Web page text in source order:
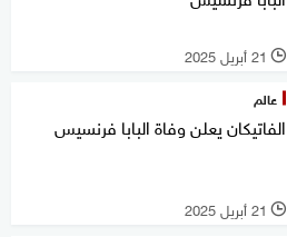
l 21 أبريل 2025
عالم
الفاتيكان يعلن وفاة البابا فرنسيس
l 21 أبريل 2025